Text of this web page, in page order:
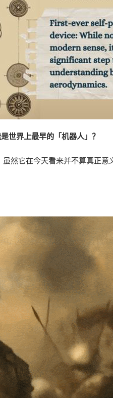
界上最早的「机器人」？
然它在今天看来并不算真正